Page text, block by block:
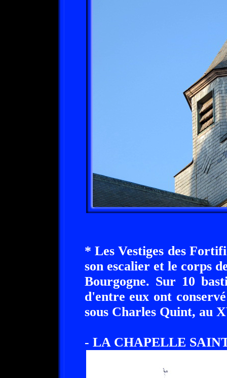
* Les Vestiges des
son escalier et le corps
Bourgogne. Sur 10
d'entre eux ont
sous Charles Quint, au
- LA CHAPELLE